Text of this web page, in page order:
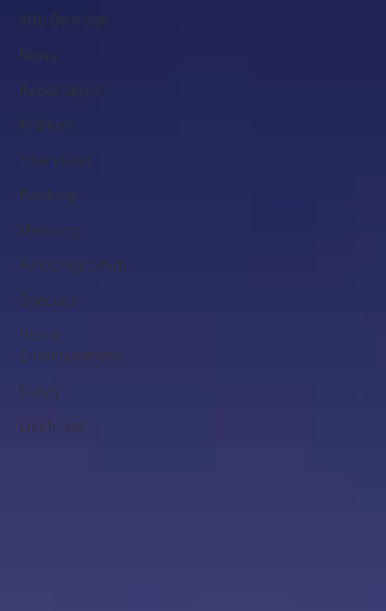
Alle Beiträge
News
Reportagen
Kritiken
Interviews
Ranking
Meinung
Kinoprogramm
Specials
Home
Entertainment
Essay
Liveticker